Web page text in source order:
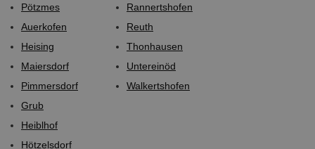
Pötzmes
Auerkofen
Heising
Maiersdorf
Pimmersdorf
Grub
Heiblhof
Hötzelsdorf
Rannertshofen
Reuth
Thonhausen
Untereinöd
Walkertshofen